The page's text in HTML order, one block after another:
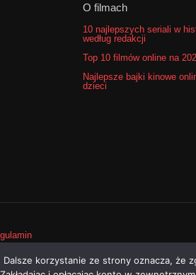
O filmach
10 najlepszych seriali w
według redakcji
Top 10 filmów online na
Najlepsze bajki kinowe
dzieci
korzystanie ze strony oznacza, że